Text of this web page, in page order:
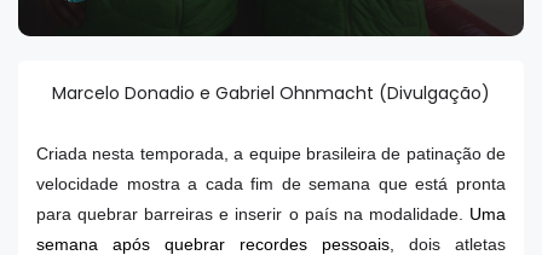
Marcelo Donadio e Gabriel Ohnmacht (Divulgação)
Criada nesta temporada, a equipe brasileira de patinação de
velocidade mostra a cada fim de semana que está pronta
para quebrar barreiras e inserir o país na modalidade. Uma
semana após quebrar recordes pessoais , dois atletas